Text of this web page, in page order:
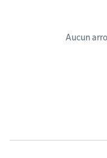
Aucun